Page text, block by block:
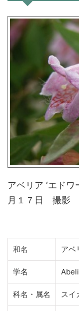
アベリア ‘エド
月１７日 撮影
和名 アベ
学名
科名・属名 ス